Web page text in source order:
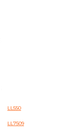
LL550
LL7509